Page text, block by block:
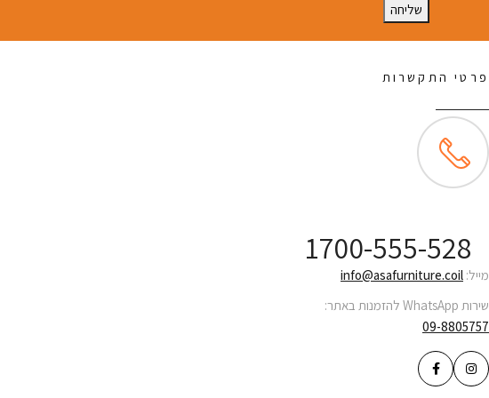
שליחה
פרטי התקשרות
1700-555-528
מייל: info@asafurniture.coil
שירות WhatsApp להזמנות באתר:
09-8805757